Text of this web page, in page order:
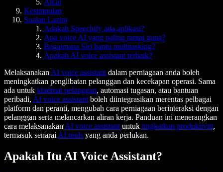
Kesimpulan
Soalan Lazim
Adakah Speechify ada aplikasi?
Apa voice AI yang paling ramai guna?
Bagaimana Siri bantu multitasking?
Apakah AI voice assistant terbaik?
Melaksanakan AI voice assistant dalam perniagaan anda boleh
meningkatkan penglibatan pelanggan dan kecekapan operasi. Sama
ada untuk khidmat pelanggan, automasi tugasan, atau bantuan
peribadi, AI voice assistant boleh diintegrasikan merentas pelbagai
platform dan peranti, mengubah cara perniagaan berinteraksi dengan
pelanggan serta melancarkan aliran kerja. Panduan ini menerangkan
cara melaksanakan AI voice assistant untuk tingkatkan produktiviti,
termasuk senarai AI tools yang anda perlukan.
Apakah Itu AI Voice Assistant?